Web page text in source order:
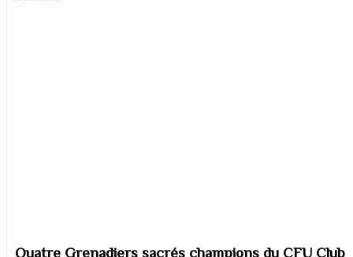
Quatre Grenadiers sacrés champions du CFU Club